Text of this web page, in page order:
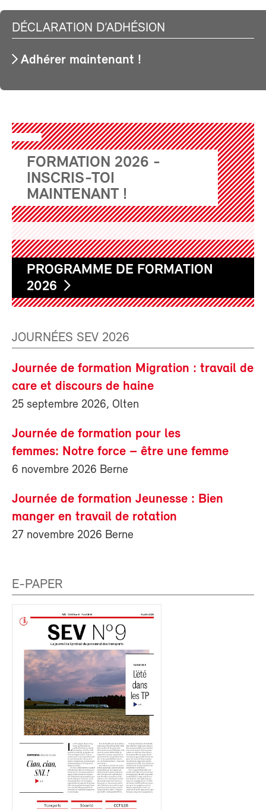
DÉCLARATION D’ADHÉSION
Adhérer maintenant !
FORMATION 2026 -
INSCRIS-TOI
MAINTENANT !
PROGRAMME DE FORMATION
2026
JOURNÉES SEV 2026
Journée de formation Migration : travail de
care et discours de haine
25 septembre 2026, Olten
Journée de formation pour les
femmes: Notre force – être une femme
6 novembre 2026 Berne
Journée de formation Jeunesse : Bien
manger en travail de rotation
27 novembre 2026 Berne
E-PAPER